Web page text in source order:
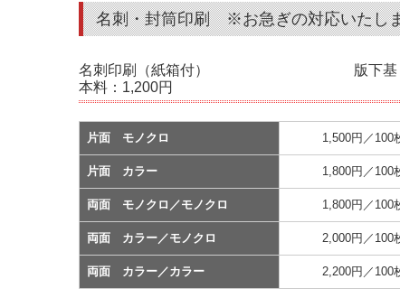
名刺・封筒印刷 ※お急ぎの対応いたし
名刺印刷（紙箱付） 版下基
本料：1,200円
片面 モノクロ 1,500円／100
片面 カラー 1,800円／100
両面 モノクロ／モノクロ 1,800円／100
両面 カラー／モノクロ 2,000円／100
両面 カラー／カラー 2,200円／100